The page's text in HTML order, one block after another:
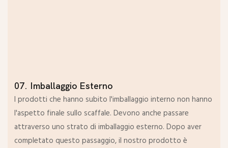
07. Imballaggio Esterno
I prodotti che hanno subito l'imballaggio interno non hanno
l'aspetto finale sullo scaffale. Devono anche passare
attraverso uno strato di imballaggio esterno. Dopo aver
completato questo passaggio, il nostro prodotto è